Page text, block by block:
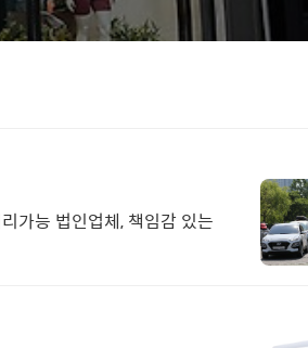
가능 법인업체, 책임감 있는